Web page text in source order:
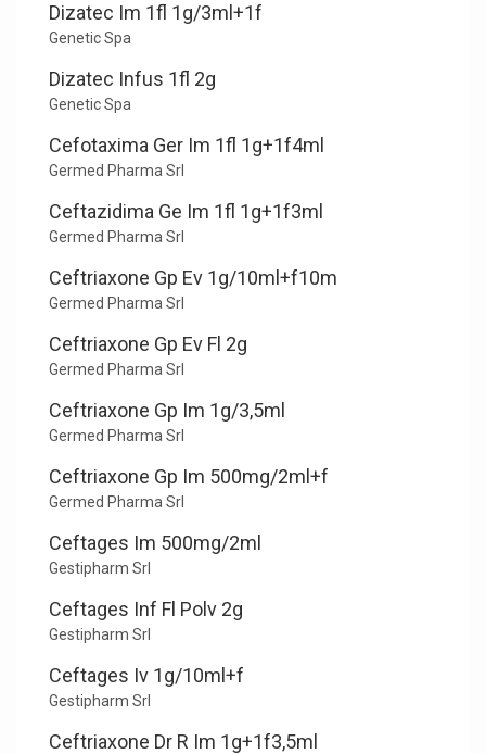
Dizatec Im 1fl 1g/3ml+1f
Genetic Spa
Dizatec Infus 1fl 2g
Genetic Spa
Cefotaxima Ger Im 1fl 1g+1f4ml
Germed Pharma Srl
Ceftazidima Ge Im 1fl 1g+1f3ml
Germed Pharma Srl
Ceftriaxone Gp Ev 1g/10ml+f10m
Germed Pharma Srl
Ceftriaxone Gp Ev Fl 2g
Germed Pharma Srl
Ceftriaxone Gp Im 1g/3,5ml
Germed Pharma Srl
Ceftriaxone Gp Im 500mg/2ml+f
Germed Pharma Srl
Ceftages Im 500mg/2ml
Gestipharm Srl
Ceftages Inf Fl Polv 2g
Gestipharm Srl
Ceftages Iv 1g/10ml+f
Gestipharm Srl
Ceftriaxone Dr R Im 1g+1f3,5ml